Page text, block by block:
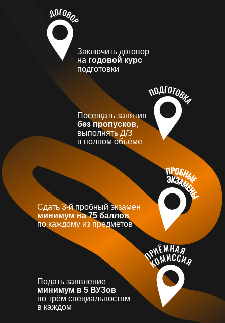
Заключить договор
на годовой курс
подготовки
Посещать занятия
без пропусков,
выполнять Д/З
в полном объёме
Сдать 3-й пробный экзамен
минимум на 75 баллов
по каждому из предметов
Подать заявление
минимум в 5 ВУЗов
по трём специальностям
в каждом